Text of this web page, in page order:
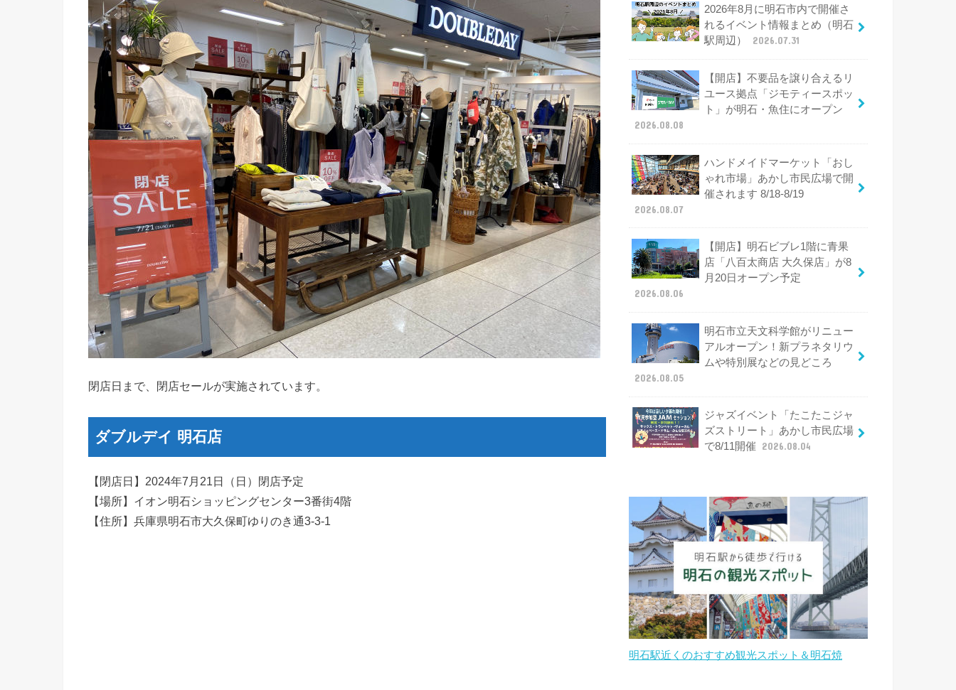
閉店日まで、閉店セールが実施されています。
ダブルデイ 明石店
【閉店日】2024年7月21日（日）閉店予定
【場所】イオン明石ショッピングセンター3番街4階
【住所】兵庫県明石市大久保町ゆりのき通3-3-1
2026年8月に明石市内で開催さ
れるイベント情報まとめ（明石
駅周辺）
2026.07.31
【開店】不要品を譲り合えるリ
ユース拠点「ジモティースポッ
ト」が明石・魚住にオープン
2026.08.08
ハンドメイドマーケット「おし
ゃれ市場」あかし市民広場で開
催されます 8/18-8/19
2026.08.07
【開店】明石ビブレ1階に青果
店「八百太商店 大久保店」が8
月20日オープン予定
2026.08.06
明石市立天文科学館がリニュー
アルオープン！新プラネタリウ
ムや特別展などの見どころ
2026.08.05
ジャズイベント「たこたこジャ
ズストリート」あかし市民広場
で8/11開催
2026.08.04
明石駅近くのおすすめ観光スポット＆明石焼